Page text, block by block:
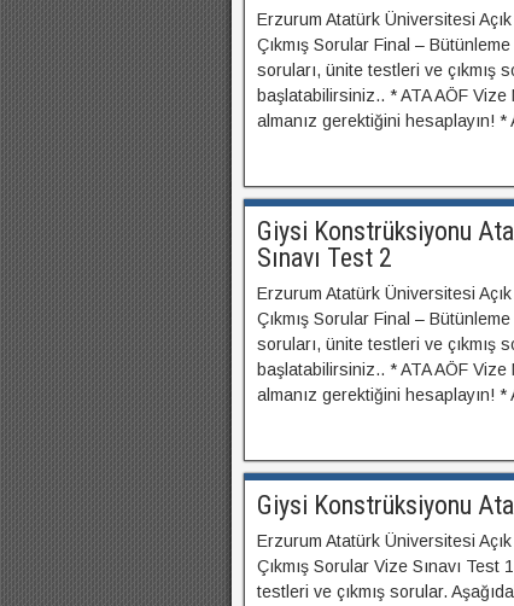
Erzurum Atatürk Üniversitesi
Çıkmış Sorular Final –
soruları, ünite testleri ve çıkmış
başlatabilirsiniz.. * ATA AÖF
almanız gerektiğini hesaplayın! *
Giysi Konstrüksiyonu
Sınavı Test 2
Erzurum Atatürk Üniversitesi
Çıkmış Sorular Final –
soruları, ünite testleri ve çıkmış
başlatabilirsiniz.. * ATA AÖF
almanız gerektiğini hesaplayın! *
Giysi Konstrüksiyonu Ata
Erzurum Atatürk Üniversitesi
Çıkmış Sorular Vize Sınavı
testleri ve çıkmış sorular.